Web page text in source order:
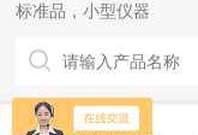
标准品，小型仪器